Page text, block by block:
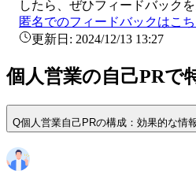
したら、ぜひフィードバックを
匿名でのフィードバックはこ
更新日: 2024/12/13 13:27
個人営業の自己PRで
Q個人営業自己PRの構成：効果的な情